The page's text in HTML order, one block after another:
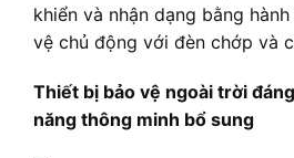
khiển và nhận dạng bằng
vệ chủ động với đèn chớp và
Thiết bị bảo vệ ngoài trời
năng thông minh bổ sung